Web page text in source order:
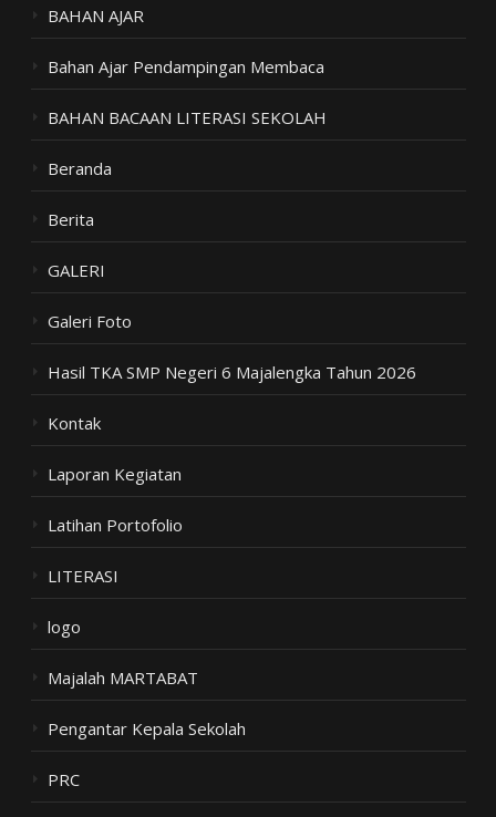
BAHAN AJAR
Bahan Ajar Pendampingan Membaca
BAHAN BACAAN LITERASI SEKOLAH
Beranda
Berita
GALERI
Galeri Foto
Hasil TKA SMP Negeri 6 Majalengka Tahun 2026
Kontak
Laporan Kegiatan
Latihan Portofolio
LITERASI
logo
Majalah MARTABAT
Pengantar Kepala Sekolah
PRC